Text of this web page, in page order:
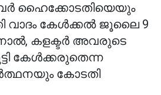
ഹൈക്കോടതിയെയും
വാദം കേൾക്കൽ ജൂലൈ 9
കളക്ടർ അവരുടെ
കേൾക്കരുതെന്ന
കോടതി